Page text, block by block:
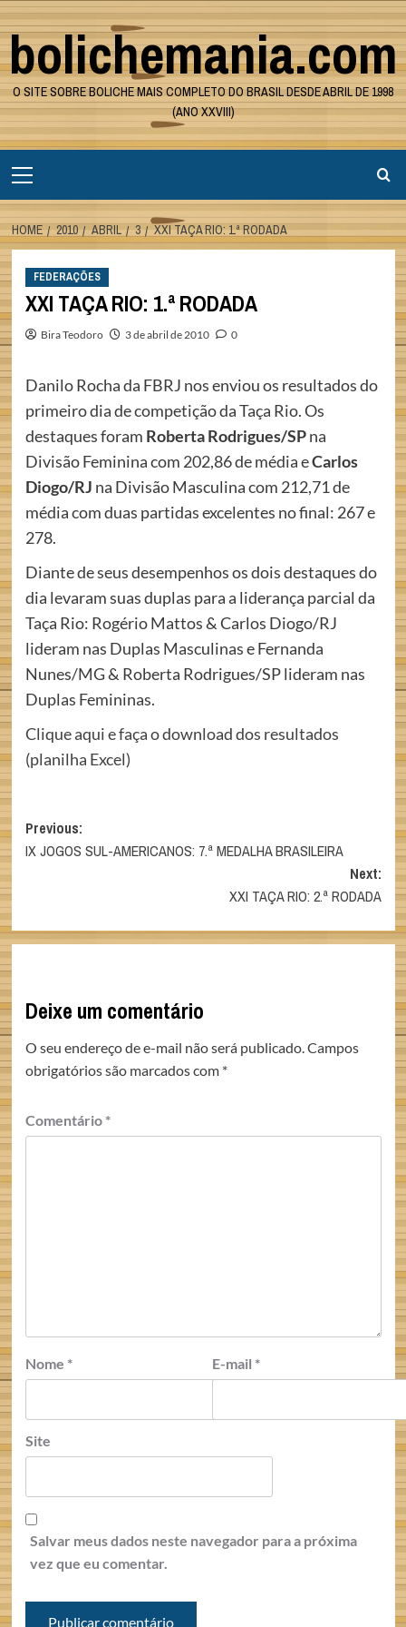
Skip
to
content
bolichemania.com
O SITE SOBRE BOLICHE MAIS COMPLETO DO BRASIL DESDE ABRIL DE 1998
(ANO XXVIII)
Menu
HOME 2010 ABRIL 3 XXI TAÇA RIO: 1.ª RODADA
FEDERAÇÕES
XXI TAÇA RIO: 1.ª RODADA
Bira Teodoro 3 de abril de 2010 0
Danilo Rocha da FBRJ nos enviou os resultados do
primeiro dia de competição da Taça Rio. Os
destaques foram Roberta Rodrigues/SPna
Divisão Feminina com 202,86 de média eCarlos
Diogo/RJ na Divisão Masculina com 212,71 de
média com duas partidas excelentes no final: 267 e
278.
Diante de seus desempenhos os dois destaques do
dia levaram suas duplas para a liderança parcial da
Taça Rio: Rogério Mattos & Carlos Diogo/RJ
lideram nas Duplas Masculinas e Fernanda
Nunes/MG & Roberta Rodrigues/SP lideram nas
Duplas Femininas.
Clique aqui e faça o download dos resultados
(planilha Excel)
Post
navigation
Previous:
IX JOGOS SUL-AMERICANOS: 7.ª MEDALHA BRASILEIRA
Next:
XXI TAÇA RIO: 2.ª RODADA
Deixe um comentário
O seu endereço de e-mail não será publicado.Campos
obrigatórios são marcados com *
Comentário *
Nome * E-mail *
Site
Salvar meus dados neste navegador para a próxima
vez que eu comentar.